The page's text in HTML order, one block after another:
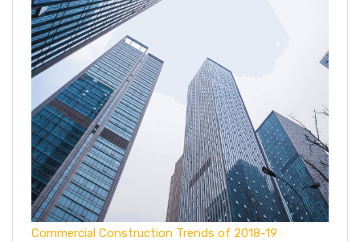
Commercial Construction Trends of 2018-19